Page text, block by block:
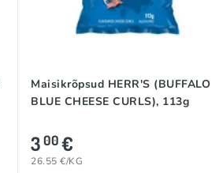
Maisikrõpsud HERR'S (BUFFALO
BLUE CHEESE CURLS), 113g
300€
26.55 €/KG